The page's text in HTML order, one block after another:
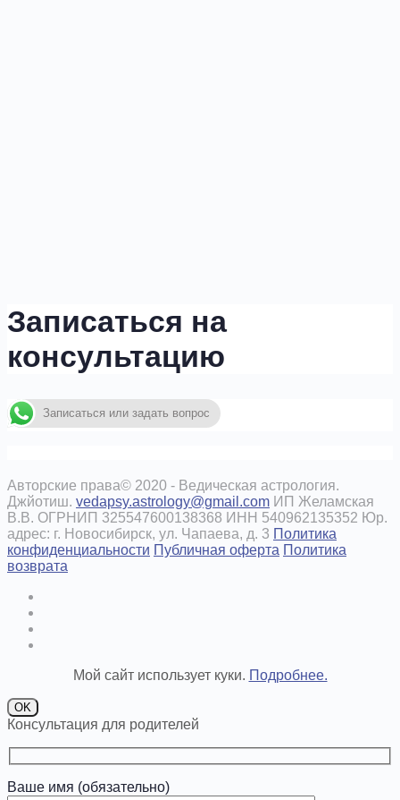
Записаться на
консультацию
Записаться или задать вопрос
Авторские права© 2020 - Ведическая астрология.
Джйотиш. vedapsy.astrology@gmail.com ИП Желамская
В.В. ОГРНИП 325547600138368 ИНН 540962135352 Юр.
адрес: г. Новосибирск, ул. Чапаева, д. 3 Политика
конфиденциальности Публичная оферта Политика
возврата
Мой сайт использует куки. Подробнее.
OK
Консультация для родителей
Ваше имя (обязательно)